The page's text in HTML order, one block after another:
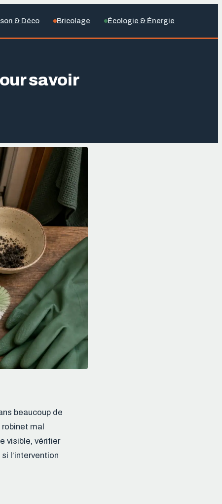
& Déco Bricolage Écologie & Énergie
savoir
beaucoup de
robinet mal
visible, vérifier
l’intervention